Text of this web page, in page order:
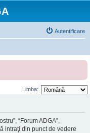
Autentificare
Limba:
“Forum ADGA”,
intraţi din punct de vedere